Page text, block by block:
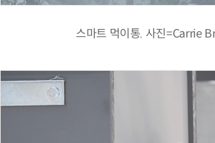
스마트 먹이통. 사진=Carrie